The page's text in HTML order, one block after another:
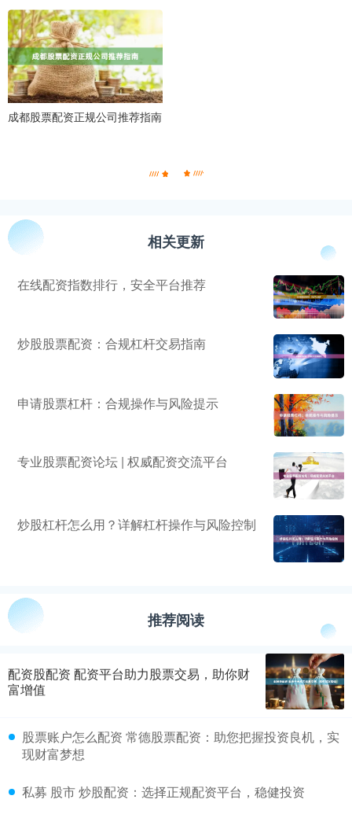
成都股票配资正规公司推荐指南
相关更新
在线配资指数排行，安全平台推荐
炒股股票配资：合规杠杆交易指南
申请股票杠杆：合规操作与风险提示
专业股票配资论坛 | 权威配资交流平台
炒股杠杆怎么用？详解杠杆操作与风险控制
推荐阅读
配资股配资 配资平台助力股票交易，助你财
富增值
股票账户怎么配资 常德股票配资：助您把握投资良机，实
现财富梦想
私募 股市 炒股配资：选择正规配资平台，稳健投资